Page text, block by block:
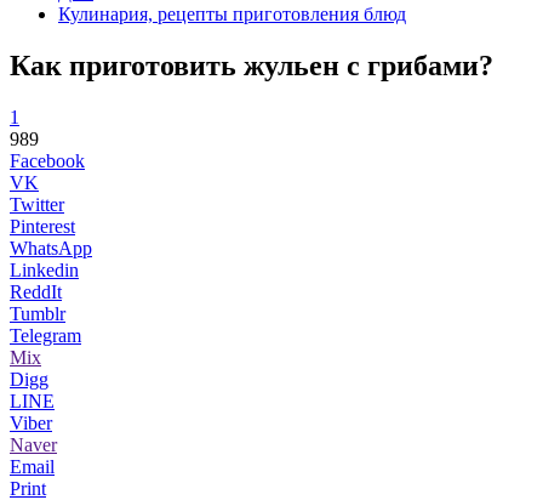
Кулинария, рецепты приготовления блюд
Как приготовить жульен с грибами?
1
989
Facebook
VK
Twitter
Pinterest
WhatsApp
Linkedin
ReddIt
Tumblr
Telegram
Mix
Digg
LINE
Viber
Naver
Email
Print